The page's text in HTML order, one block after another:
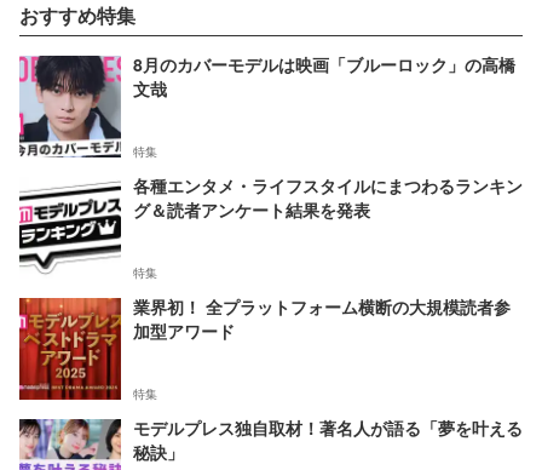
おすすめ特集
8月のカバーモデルは映画「ブルーロック」の高橋
文哉
特集
各種エンタメ・ライフスタイルにまつわるランキン
グ＆読者アンケート結果を発表
特集
業界初！ 全プラットフォーム横断の大規模読者参
加型アワード
特集
モデルプレス独自取材！著名人が語る「夢を叶える
秘訣」